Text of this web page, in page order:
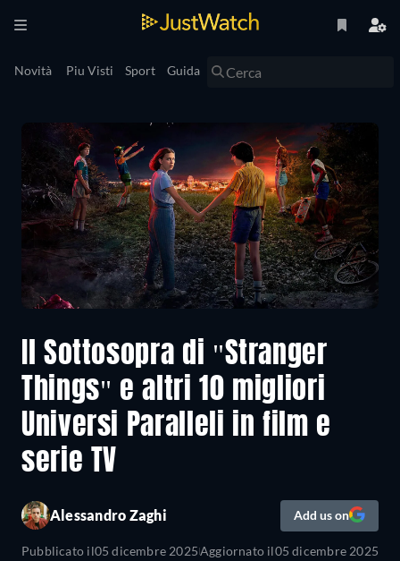
Novità Piu Visti Sport Guida
Il Sottosopra di "Stranger
Things" e altri 10 migliori
Universi Paralleli in film e
serie TV
Alessandro Zaghi Add us on
Pubblicato il05 dicembre 2025Aggiornato il05 dicembre 2025